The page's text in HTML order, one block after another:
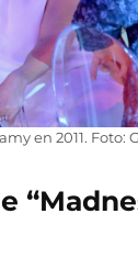
en 2011. Foto: